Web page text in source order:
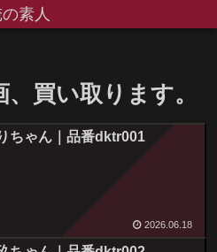
素人
買い取ります。
ちゃん｜品番dktr001
2026.06.18